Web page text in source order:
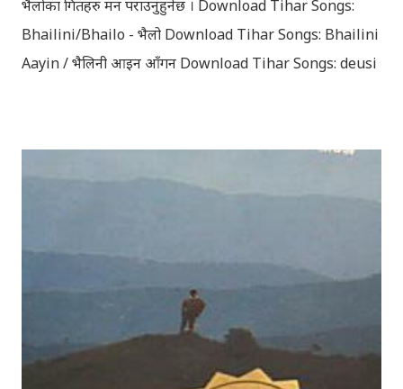
भैलोका गितहरु मन पराउनुहुनेछ । Download Tihar Songs:
Bhailini/Bhailo - भैलो Download Tihar Songs: Bhailini
Aayin / भैलिनी आइन आँगन Download Tihar Songs: deusi
Songs: diyo baali sanjh ko / दियो बाली साँझ को
Download: Tihar Dhun (Deusi,Bhailo)/ तिहार धुन(देउसी
गितहरुलाई हामीले यहाँ एकै ठाउँमा सजिलोको लागि राखिदिएको मात्र
हौँ । तपाई यदि यी गित संगितको सर्जक हुनुहुन्छ र गित संगित यहाँबाट
हटाउनुपर्ने भए जानकारी गराउनुहोला । फेरी एकपटक शुभ दिपावलीको
हार्दिक मंगलमय शुभकामना व्यक्त गर्दछौँ ।